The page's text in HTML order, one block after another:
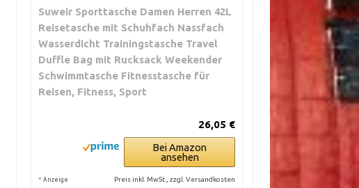
Suweir Sporttasche Damen Herren 42L
Reisetasche mit Schuhfach Nassfach
Wasserdicht Trainingstasche Travel
Duffle Bag mit Rucksack Weekender
Schwimmtasche Fitnesstasche für
Reisen, Fitness, Sport
26,05 €
Bei Amazon
ansehen
* Anzeige Preis inkl. MwSt., zzgl. Versandkosten